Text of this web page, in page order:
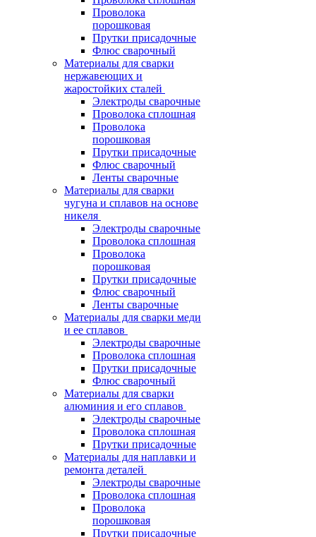
Проволока
порошковая
Прутки присадочные
Флюс сварочный
Материалы для сварки
нержавеющих и
жаростойких сталей
Электроды сварочные
Проволока сплошная
Проволока
порошковая
Прутки присадочные
Флюс сварочный
Ленты сварочные
Материалы для сварки
чугуна и сплавов на основе
никеля
Электроды сварочные
Проволока сплошная
Проволока
порошковая
Прутки присадочные
Флюс сварочный
Ленты сварочные
Материалы для сварки меди
и ее сплавов
Электроды сварочные
Проволока сплошная
Прутки присадочные
Флюс сварочный
Материалы для сварки
алюминия и его сплавов
Электроды сварочные
Проволока сплошная
Прутки присадочные
Материалы для наплавки и
ремонта деталей
Электроды сварочные
Проволока сплошная
Проволока
порошковая
Прутки присадочные